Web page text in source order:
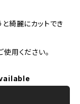
綺麗にカットでき
用ください。